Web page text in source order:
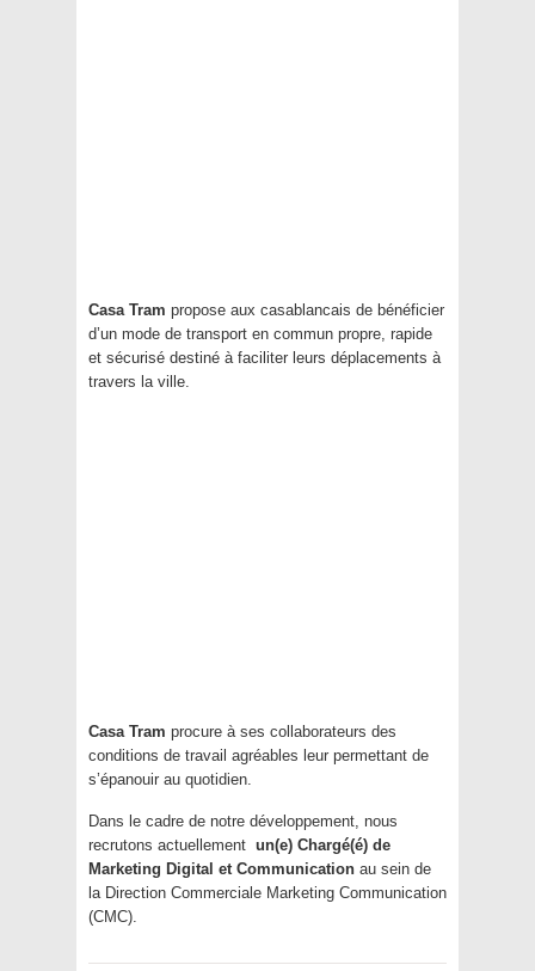
Casa Tram propose aux casablancais de bénéficier
d’un mode de transport en commun propre, rapide
et sécurisé destiné à faciliter leurs déplacements à
travers la ville.
Casa Tram procure à ses collaborateurs des
conditions de travail agréables leur permettant de
s’épanouir au quotidien.
Dans le cadre de notre développement, nous
recrutons actuellement un(e) Chargé(é) de
Marketing Digital et Communication au sein de
la Direction Commerciale Marketing Communication
(CMC).